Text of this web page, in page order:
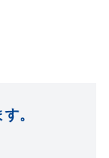
。